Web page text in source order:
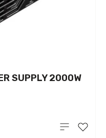
SUPPLY 2000W